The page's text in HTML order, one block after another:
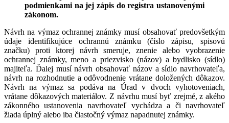
podmienkami na jej zápis do registra ustanovenými
zákonom.
Návrh na výmaz ochrannej známky musí obsahovať predovšetkým
údaje identifikujúce ochrannú známku (číslo zápisu, spisovú
značku) proti ktorej návrh smeruje, znenie alebo vyobrazenie
ochrannej známky, meno a priezvisko (názov) a bydlisko (sídlo)
majiteľa. Ďalej musí návrh obsahovať názov a sídlo navrhovateľa,
návrh na rozhodnutie a odôvodnenie vrátane doložených dôkazov.
Návrh na výmaz sa podáva na Úrad v dvoch vyhotoveniach,
vrátane dôkazových materiálov. Z návrhu musí byť zrejmé, z akého
zákonného ustanovenia navrhovateľ vychádza a či navrhovateľ
žiada úplný alebo iba čiastočný výmaz napadnutej známky.